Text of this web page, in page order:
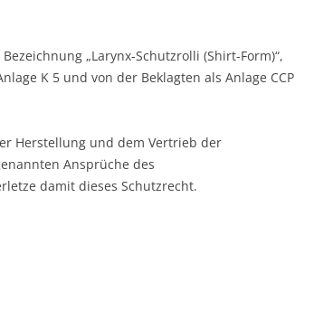
„Larynx-Schutzrolli (Shirt-Form)“,
K 5 und von der Beklagten als Anlage CCP
Herstellung und dem Vertrieb der
Ansprüche des
damit dieses Schutzrecht.